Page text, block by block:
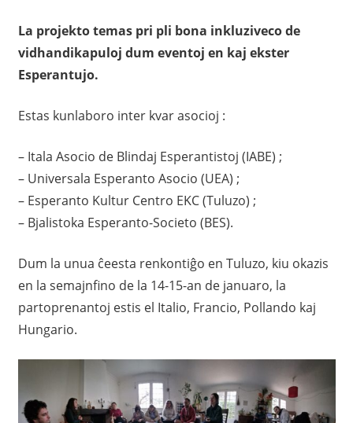
La projekto temas pri pli bona inkluziveco de
vidhandikapuloj dum eventoj en kaj ekster
Esperantujo.
Estas kunlaboro inter kvar asocioj :
– Itala Asocio de Blindaj Esperantistoj (IABE) ;
– Universala Esperanto Asocio (UEA) ;
– Esperanto Kultur Centro EKC (Tuluzo) ;
– Bjalistoka Esperanto-Societo (BES).
Dum la unua ĉeesta renkontiĝo en Tuluzo, kiu okazis
en la semajnfino de la 14-15-an de januaro, la
partoprenantoj estis el Italio, Francio, Pollando kaj
Hungario.